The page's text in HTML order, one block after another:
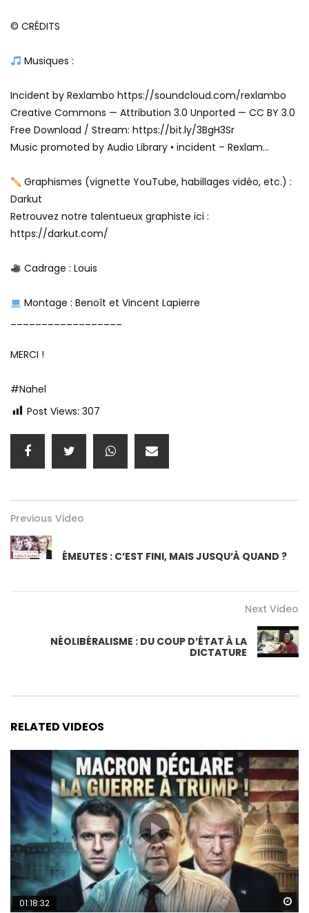
© CRÉDITS
Musiques :
Incident by Rexlambo https://soundcloud.com/rexlambo
Creative Commons — Attribution 3.0 Unported — CC BY 3.0
Free Download / Stream: https://bit.ly/3BgH3Sr
Music promoted by Audio Library • incident – Rexlam…
Graphismes (vignette YouTube, habillages vidéo, etc.) :
Darkut
Retrouvez notre talentueux graphiste ici :
https://darkut.com/
Cadrage : Louis
Montage : Benoît et Vincent Lapierre
MERCI !
#Nahel
Post Views: 307
Previous Video
ÉMEUTES : C’EST FINI, MAIS JUSQU’À QUAND ?
Next Video
NÉOLIBÉRALISME : DU COUP D’ÉTAT À LA
DICTATURE
RELATED VIDEOS
01:18:32